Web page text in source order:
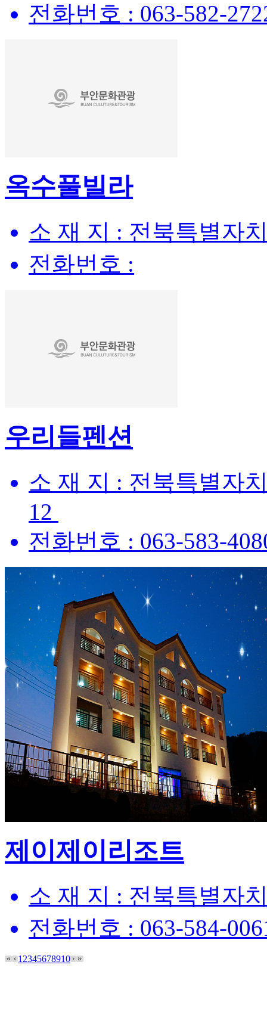
전화번호 : 063-582-
옥수풀빌라
소 재 지 : 전북특별자
전화번호 :
우리들펜션
소 재 지 : 전북특별자
12
전화번호 : 063-583-
제이제이리조트
소 재 지 : 전북특별자
전화번호 : 063-584-
12345678910